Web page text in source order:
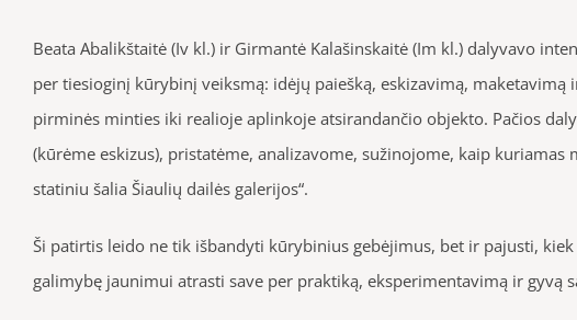
Beata Abalikštaitė (Iv kl.) ir Girmantė Kalašinskaitė (Im kl.) dalyvavo
per tiesioginį kūrybinį veiksmą: idėjų paiešką, eskizavimą,
pirminės minties iki realioje aplinkoje atsirandančio objekto. Pačios
(kūrėme eskizus), pristatėme, analizavome, sužinojome, kaip
statiniu šalia Šiaulių dailės galerijos“.
Ši patirtis leido ne tik išbandyti kūrybinius gebėjimus, bet ir pajusti,
galimybę jaunimui atrasti save per praktiką, eksperimentavimą ir gyvą